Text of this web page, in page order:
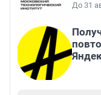
До 31